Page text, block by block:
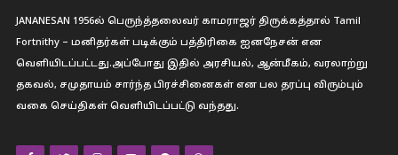
JANANESAN 1956ல் பெருந்த்தலைவர் காமராஜர் திருக்கத்தால் Tamil
Fortnithy – மனிதர்கள் படிக்கும் பத்திரிகை ஐனநேசன் என
வெளியிடப்பட்டது.அப்போது இதில் அரசியல், ஆன்மீகம், வரலாற்று
தகவல், சமுதாயம் சார்ந்த பிரச்சினைகள் என பல தரப்பு விரும்பும்
வகை செய்திகள் வெளியிடப்பட்டு வந்தது.